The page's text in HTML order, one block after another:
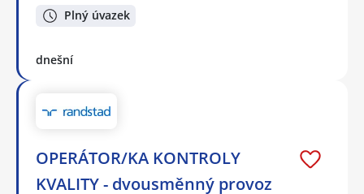
Plný úvazek
dnešní
OPERÁTOR/KA KONTROLY
KVALITY - dvousměnný provoz